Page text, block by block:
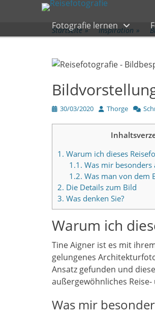
zum
überspringen
Primärmenü
Fotografie lernen
Startseite » Inspiration »
Veröffentlicht
30/03/2020 Author
Thorge
1. Warum ich dieses
1.1. Was mir
1.2. Was man von dem
2. Die Details zum Bild
3. Was denken Sie?
Warum ich
Tine Aigner ist es mit
gelungenes
Ansatz gefunden und
außergewöhnliches
Was mir